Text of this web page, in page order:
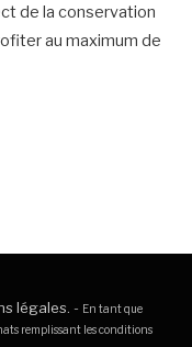
de la conservation
au maximum de
légales. - En tant que
remplissant les conditions